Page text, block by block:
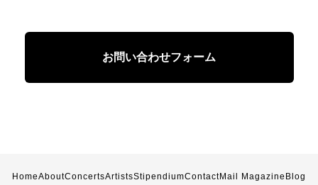
お問い合わせフォーム
HomeAboutConcertsArtistsStipendiumContactMail Magazine Blog